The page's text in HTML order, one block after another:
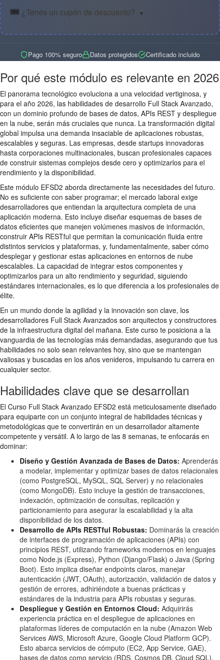
🎟️ ¿Tenés un cupón de descuento? ▼
Pago 100% seguro Datos protegidos Certificado incluido
Por qué este módulo es relevante en 2026
El panorama tecnológico evoluciona a una velocidad vertiginosa, y
para el año 2026, las habilidades de desarrollo Full Stack Avanzado,
con un dominio profundo de bases de datos, APIs REST y despliegue
en la nube, serán más cruciales que nunca. La transformación digital
global impulsa una demanda insaciable de aplicaciones robustas,
escalables y seguras. Las empresas, desde startups innovadoras
hasta corporaciones multinacionales, buscan profesionales capaces
de construir sistemas complejos desde cero y optimizarlos para el
rendimiento y la disponibilidad.
Este módulo EFSD2 aborda directamente las necesidades del futuro.
No es suficiente con saber programar; el mercado laboral exige
desarrolladores que entiendan la arquitectura completa de una
aplicación moderna. Esto incluye diseñar esquemas de bases de
datos eficientes que manejen volúmenes masivos de información,
construir APIs RESTful que permitan la comunicación fluida entre
distintos servicios y plataformas, y, fundamentalmente, saber cómo
desplegar y gestionar estas aplicaciones en entornos de nube
escalables. La capacidad de integrar estos componentes y
optimizarlos para un alto rendimiento y seguridad, siguiendo
estándares internacionales, es lo que diferencia a los profesionales de
élite.
En un mundo donde la agilidad y la innovación son clave, los
desarrolladores Full Stack Avanzados son arquitectos y constructores
de la infraestructura digital del mañana. Este curso te posiciona a la
vanguardia de las tecnologías más demandadas, asegurando que tus
habilidades no solo sean relevantes hoy, sino que se mantengan
valiosas y buscadas en los años venideros, impulsando tu carrera en
cualquier sector.
Habilidades clave que se desarrollan
El Curso Full Stack Avanzado EFSD2 está meticulosamente diseñado
para equiparte con un conjunto integral de habilidades técnicas y
metodológicas que te convertirán en un desarrollador altamente
competente y versátil. A lo largo de las 8 semanas, te enfocarás en
dominar:
Diseño y Gestión Avanzada de Bases de Datos: Aprenderás
a modelar, implementar y optimizar bases de datos relacionales
(como PostgreSQL, MySQL, SQL Server) y no relacionales
(como MongoDB). Esto incluye la gestión de transacciones,
indexación, optimización de consultas, replicación y
particionamiento para asegurar la escalabilidad y la alta
disponibilidad de los datos.
Desarrollo de APIs RESTful Robustas: Dominarás la creación
de interfaces de programación de aplicaciones (APIs) con
principios REST, utilizando frameworks modernos en lenguajes
como Node.js (Express), Python (Django/Flask) o Java (Spring
Boot). Esto implica diseñar endpoints claros, manejar
autenticación (JWT, OAuth), autorización, validación de datos y
gestión de errores, adhiriéndote a buenas prácticas y
estándares de la industria para APIs robustas y seguras.
Despliegue y Gestión en Entornos Cloud: Adquirirás
experiencia práctica en el despliegue de aplicaciones en
plataformas líderes de computación en la nube (Amazon Web
Services AWS, Microsoft Azure, Google Cloud Platform GCP).
Esto abarca servicios de cómputo (EC2, App Service, GAE),
bases de datos como servicio (RDS, Cosmos DB, Cloud SQL),